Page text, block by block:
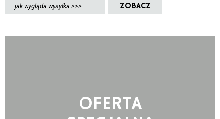
jak wygląda wysyłka >>> ZOBACZ
OFERTA